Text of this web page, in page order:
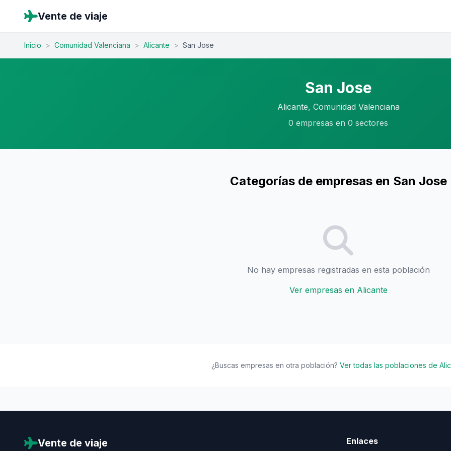
Vente de viaje
Inicio > Comunidad Valenciana > Alicante > San Jose
San Jose
Alicante, Comunidad Valenciana
0 empresas en 0 sectores
Categorías de empresas en San Jose
No hay empresas registradas en esta población
Ver empresas en Alicante
¿Buscas empresas en otra población? Ver todas las poblaciones de
Vente de viaje Enlaces